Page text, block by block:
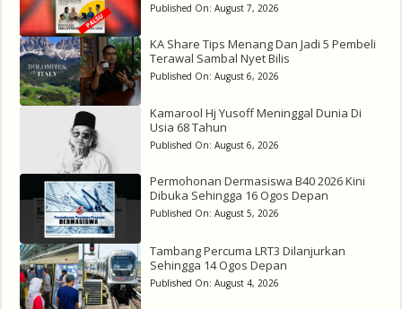
Published On: August 7, 2026
KA Share Tips Menang Dan Jadi 5 Pembeli
Terawal Sambal Nyet Bilis
Published On: August 6, 2026
Kamarool Hj Yusoff Meninggal Dunia Di
Usia 68 Tahun
Published On: August 6, 2026
Permohonan Dermasiswa B40 2026 Kini
Dibuka Sehingga 16 Ogos Depan
Published On: August 5, 2026
Tambang Percuma LRT3 Dilanjurkan
Sehingga 14 Ogos Depan
Published On: August 4, 2026